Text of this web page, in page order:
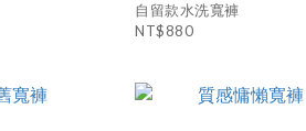
自留款水洗寬褲
NT$880